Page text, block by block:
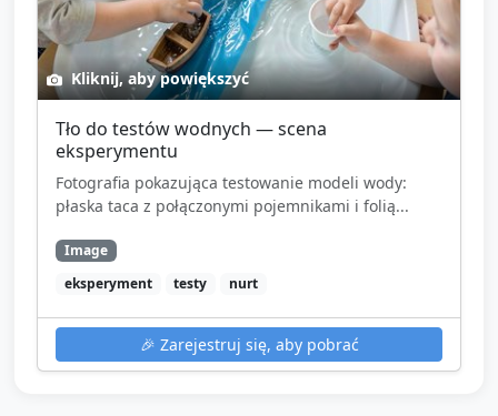
Kliknij, aby powiększyć
Tło do testów wodnych — scena
eksperymentu
Fotografia pokazująca testowanie modeli wody:
płaska taca z połączonymi pojemnikami i folią...
Image
eksperyment
testy nurt
🎉 Zarejestruj się, aby pobrać